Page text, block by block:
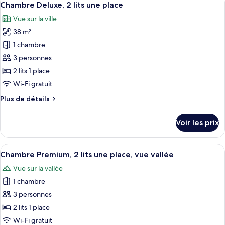
de
Chambre
Deluxe,
lits
doubles
toutes
les
photos
pour
ce
type
de
chambre :
Chambre
lits
une
place
6
Chambre Deluxe, 2 lits une place
Vue sur la ville
38 m²
1 chambre
3 personnes
2 lits 1 place
Wi-Fi gratuit
Plus de détails
Plus
le
type
de
Chambre
Deluxe,
lits
une
place
Voir les prix
Afficher
toutes
les
photos
pour
ce
type
Une chambre d’hôtel avec deux lits,
5
Chambre Premium, 2 lits une place, vue vallée
Vue sur la vallée
1 chambre
3 personnes
2 lits 1 place
Wi-Fi gratuit